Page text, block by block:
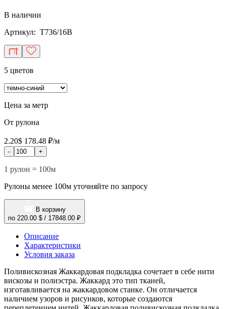
В наличии
Артикул: T736/16B
5 цветов
Цена за метр
От рулона
2.20$ 178.48 ₽/м
- +
1 рулон = 100м
Рулоны менее 100м уточняйте по запросу
В корзину
по 220.00 $ / 17848.00 ₽
Описание
Характеристики
Условия заказа
Поливискозная Жаккардовая подкладка сочетает в себе нити
вискозы и полиэстра. Жаккард это тип тканей,
изготавливается на жаккардовом станке. Он отличается
наличием узоров и рисунков, которые создаются